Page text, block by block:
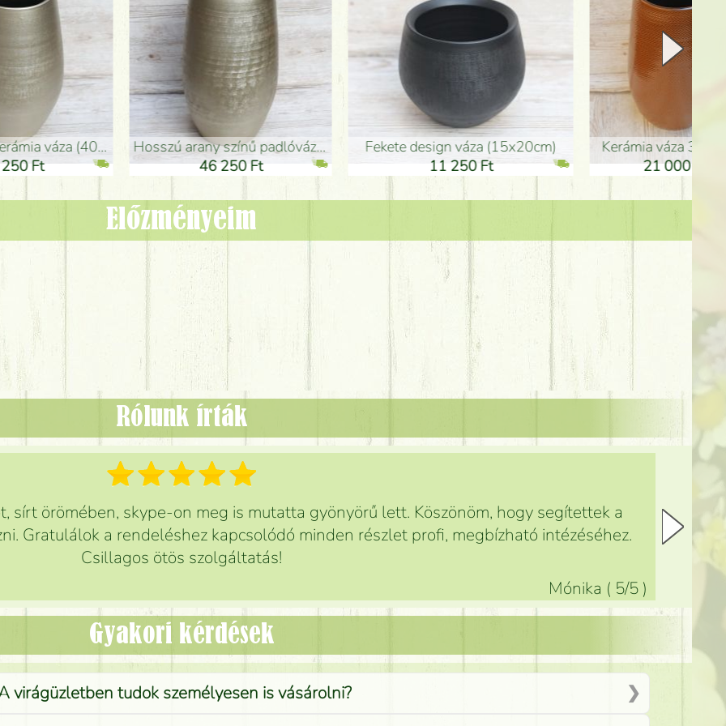
(50x29cm)
Ft
fekete design váza (15x20cm)
11 250 Ft
Kerámia váza 35*21cm
21 000 Ft
ballagó fiú fa betűző
1 300 Ft
Előzményeim
Rólunk írták
sírt örömében, skype-on meg is mutatta gyönyörű lett. Köszönöm, hogy segítettek a
Gratulálok a rendeléshez kapcsolódó minden részlet profi, megbízható intézéséhez.
Csillagos ötös szolgáltatás!
Mónika ( 5/5 )
Gyakori kérdések
virágüzletben tudok személyesen is vásárolni?